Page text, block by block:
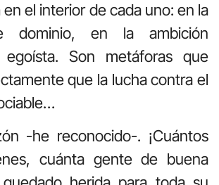
el interior de cada uno: en la
dominio, en la ambición
egoísta. Son metáforas que
que la lucha contra el
-he reconocido-. ¡Cuántos
cuánta gente de buena